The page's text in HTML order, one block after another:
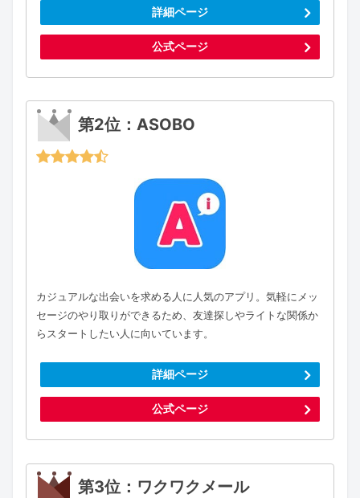
詳細ページ
公式ページ
第2位：ASOBO
カジュアルな出会いを求める人に人気のアプリ。気軽にメッ
セージのやり取りができるため、友達探しやライトな関係か
らスタートしたい人に向いています。
詳細ページ
公式ページ
第3位：ワクワクメール